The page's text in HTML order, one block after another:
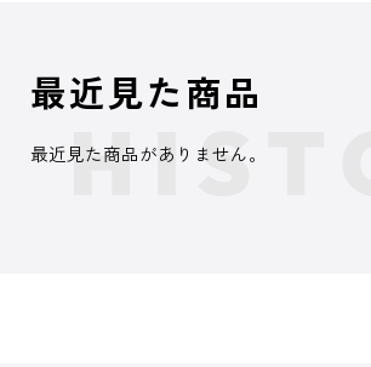
最近見た商品
最近見た商品がありません。